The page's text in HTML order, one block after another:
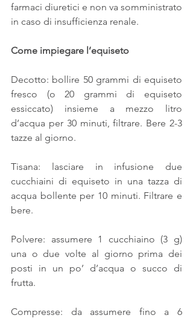
farmaci diuretici e non va somministrato
in caso di insufficienza renale.
Come impiegare l’equiseto
Decotto: bollire 50 grammi di equiseto
fresco (o 20 grammi di equiseto
essiccato) insieme a mezzo litro
d’acqua per 30 minuti, filtrare. Bere 2-3
tazze al giorno.
Tisana: lasciare in infusione due
cucchiaini di equiseto in una tazza di
acqua bollente per 10 minuti. Filtrare e
bere.
Polvere: assumere 1 cucchiaino (3 g)
una o due volte al giorno prima dei
posti in un po’ d’acqua o succo di
frutta.
Compresse: da assumere fino a 6